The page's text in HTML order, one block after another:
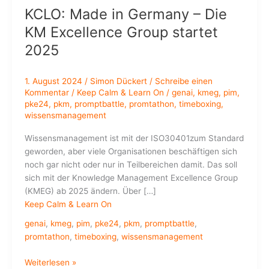
KCLO: Made in Germany – Die
KM Excellence Group startet
2025
1. August 2024 / Simon Dückert / Schreibe einen
Kommentar / Keep Calm & Learn On / genai, kmeg, pim,
pke24, pkm, promptbattle, promtathon, timeboxing,
wissensmanagement
Wissensmanagement ist mit der ISO30401zum Standard
geworden, aber viele Organisationen beschäftigen sich
noch gar nicht oder nur in Teilbereichen damit. Das soll
sich mit der Knowledge Management Excellence Group
(KMEG) ab 2025 ändern. Über […]
Keep Calm & Learn On
genai, kmeg, pim, pke24, pkm, promptbattle,
promtathon, timeboxing, wissensmanagement
KCLO:
Weiterlesen »